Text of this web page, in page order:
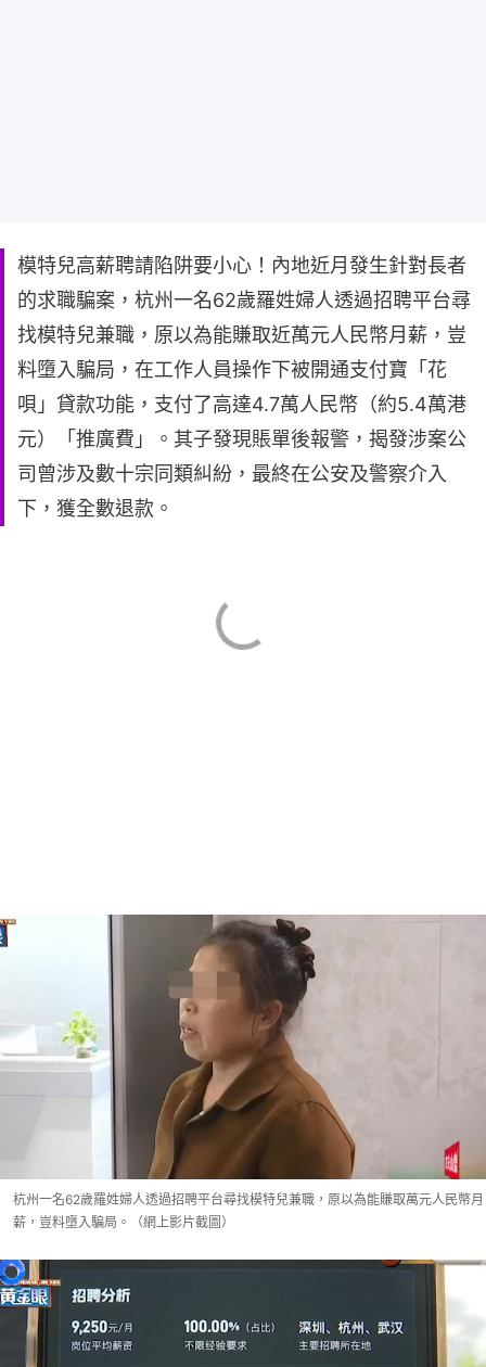
模特兒高薪聘請陷阱要小心！內地近月發生針對長者
的求職騙案，杭州一名62歲羅姓婦人透過招聘平台尋
找模特兒兼職，原以為能賺取近萬元人民幣月薪，豈
料墮入騙局，在工作人員操作下被開通支付寶「花
唄」貸款功能，支付了高達4.7萬人民幣（約5.4萬港
元）「推廣費」。其子發現賬單後報警，揭發涉案公
司曾涉及數十宗同類糾紛，最終在公安及警察介入
下，獲全數退款。
杭州一名62歲羅姓婦人透過招聘平台尋找模特兒兼職，原以為能賺取萬元人民幣月
薪，豈料墮入騙局。（網上影片截圖）